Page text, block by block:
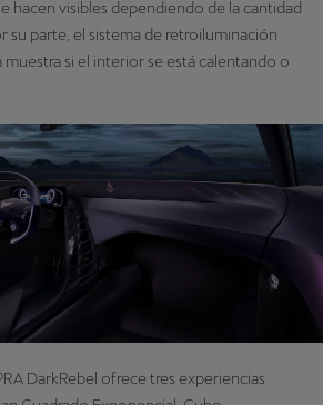
hacen visibles dependiendo de la cantidad
su parte, el sistema de retroiluminación
si el interior se está calentando o
DarkRebel ofrece tres experiencias